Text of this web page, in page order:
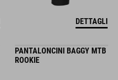
DETTAGLI
PANTALONCINI BAGGY MTB
ROOKIE